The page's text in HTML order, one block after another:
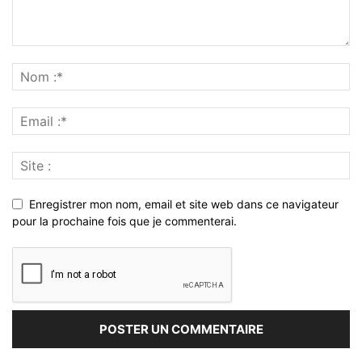
Enregistrer mon nom, email et site web dans ce navigateur
pour la prochaine fois que je commenterai.